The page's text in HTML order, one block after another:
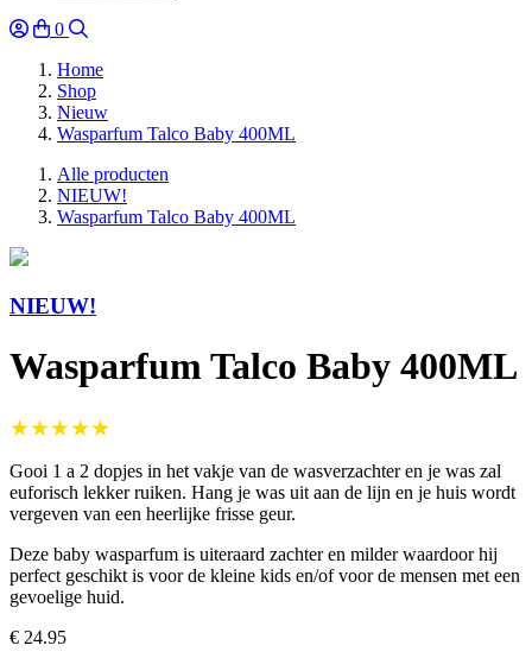
0
Home
Shop
Nieuw
Wasparfum Talco Baby 400ML
Alle producten
NIEUW!
Wasparfum Talco Baby 400ML
NIEUW!
Wasparfum Talco Baby 400ML
★★★★★
Gooi 1 a 2 dopjes in het vakje van de wasverzachter en je was zal
euforisch lekker ruiken. Hang je was uit aan de lijn en je huis wordt
vergeven van een heerlijke frisse geur.
Deze baby wasparfum is uiteraard zachter en milder waardoor hij
perfect geschikt is voor de kleine kids en/of voor de mensen met een
gevoelige huid.
€ 24.95